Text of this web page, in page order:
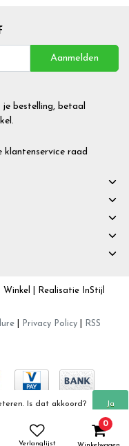
Aanmelden
bestelling, betaal
klantenservice raad
| Realisatie InStijl
Privacy Policy
RSS
Verlanglijst
0
Is dat akkoord? Ja
cookies »